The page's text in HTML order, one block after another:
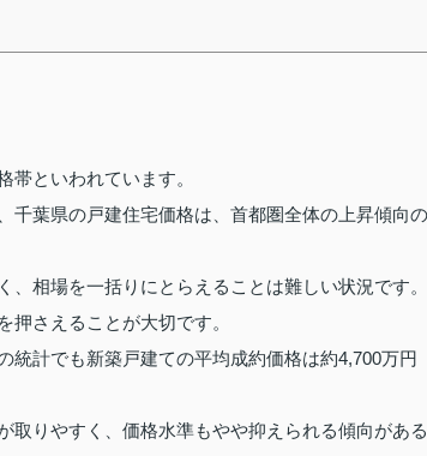
といわれています。
千葉県の戸建住宅価格は、首都圏全体の上昇傾向の
相場を一括りにとらえることは難しい状況です。
さえることが大切です。
計でも新築戸建ての平均成約価格は約4,700万円
取りやすく、価格水準もやや抑えられる傾向がある